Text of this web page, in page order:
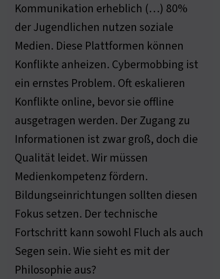
Kommunikation erheblich (…) 80%
der Jugendlichen nutzen soziale
Medien. Diese Plattformen können
Konflikte anheizen. Cybermobbing ist
ein ernstes Problem. Oft eskalieren
Konflikte online, bevor sie offline
ausgetragen werden. Der Zugang zu
Informationen ist zwar groß, doch die
Qualität leidet. Wir müssen
Medienkompetenz fördern.
Bildungseinrichtungen sollten diesen
Fokus setzen. Der technische
Fortschritt kann sowohl Fluch als auch
Segen sein. Wie sieht es mit der
Philosophie aus?